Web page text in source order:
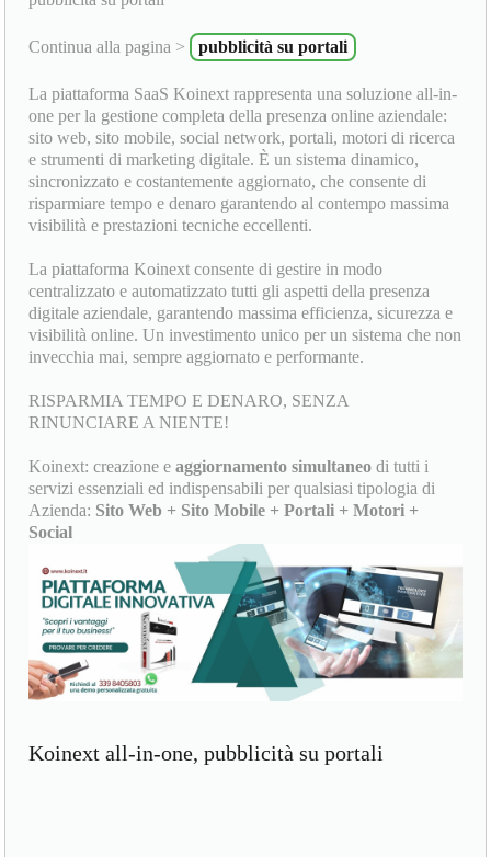
Continua alla pagina > pubblicità su portali
La piattaforma SaaS Koinext rappresenta una soluzione all-in-
one per la gestione completa della presenza online aziendale:
sito web, sito mobile, social network, portali, motori di ricerca
e strumenti di marketing digitale. È un sistema dinamico,
sincronizzato e costantemente aggiornato, che consente di
risparmiare tempo e denaro garantendo al contempo massima
visibilità e prestazioni tecniche eccellenti.
La piattaforma Koinext consente di gestire in modo
centralizzato e automatizzato tutti gli aspetti della presenza
digitale aziendale, garantendo massima efficienza, sicurezza e
visibilità online. Un investimento unico per un sistema che non
invecchia mai, sempre aggiornato e performante.
RISPARMIA TEMPO E DENARO, SENZA
RINUNCIARE A NIENTE!
Koinext: creazione eaggiornamento simultaneo di tutti i
servizi essenziali ed indispensabili per qualsiasi tipologia di
Azienda: Sito Web + Sito Mobile + Portali + Motori +
Social
Koinext all-in-one, pubblicità su portali